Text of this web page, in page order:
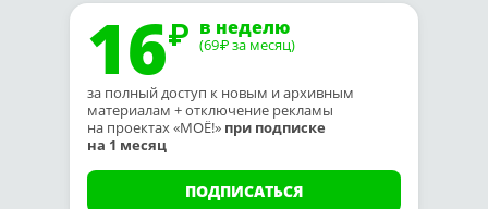
16 в неделю
(69₽ за месяц)
за полный доступ к новым и архивным
материалам + отключение рекламы
на проектах «МОЁ!» при подписке
на 1 месяц
ПОДПИСАТЬСЯ